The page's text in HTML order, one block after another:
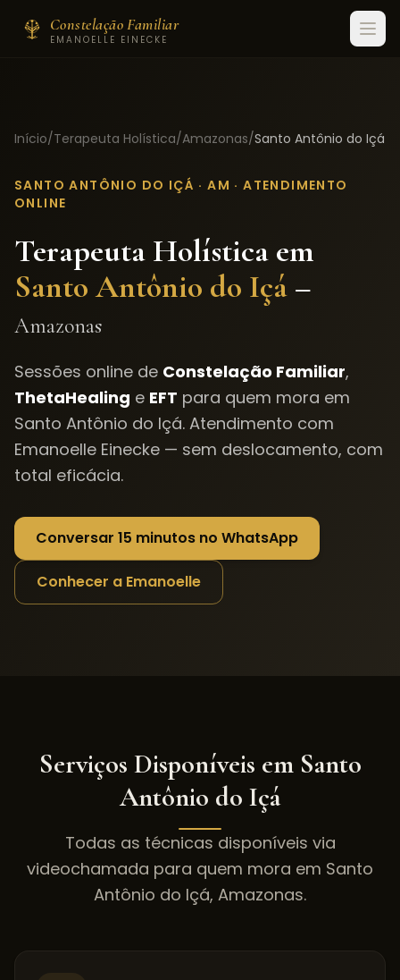
Constelação Familiar
EMANOELLE EINECKE
Início/Terapeuta Holística/Amazonas/Santo Antônio do Içá
SANTO ANTÔNIO DO IÇÁ ·AM · ATENDIMENTO
ONLINE
Terapeuta Holística em
Santo Antônio do Içá –
Amazonas
Sessões online de Constelação Familiar,
ThetaHealing e EFT para quem mora em
Santo Antônio do Içá. Atendimento com
Emanoelle Einecke — sem deslocamento, com
total eficácia.
Conversar 15 minutos no WhatsApp
Conhecer a Emanoelle
Serviços Disponíveis em Santo
Antônio do Içá
Todas as técnicas disponíveis via
videochamada para quem mora em Santo
Antônio do Içá, Amazonas.